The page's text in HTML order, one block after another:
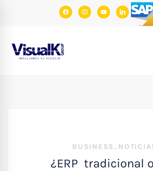
facebookinstagram
youtubelinkedin
BUSINESS ,
¿ERP tradicional